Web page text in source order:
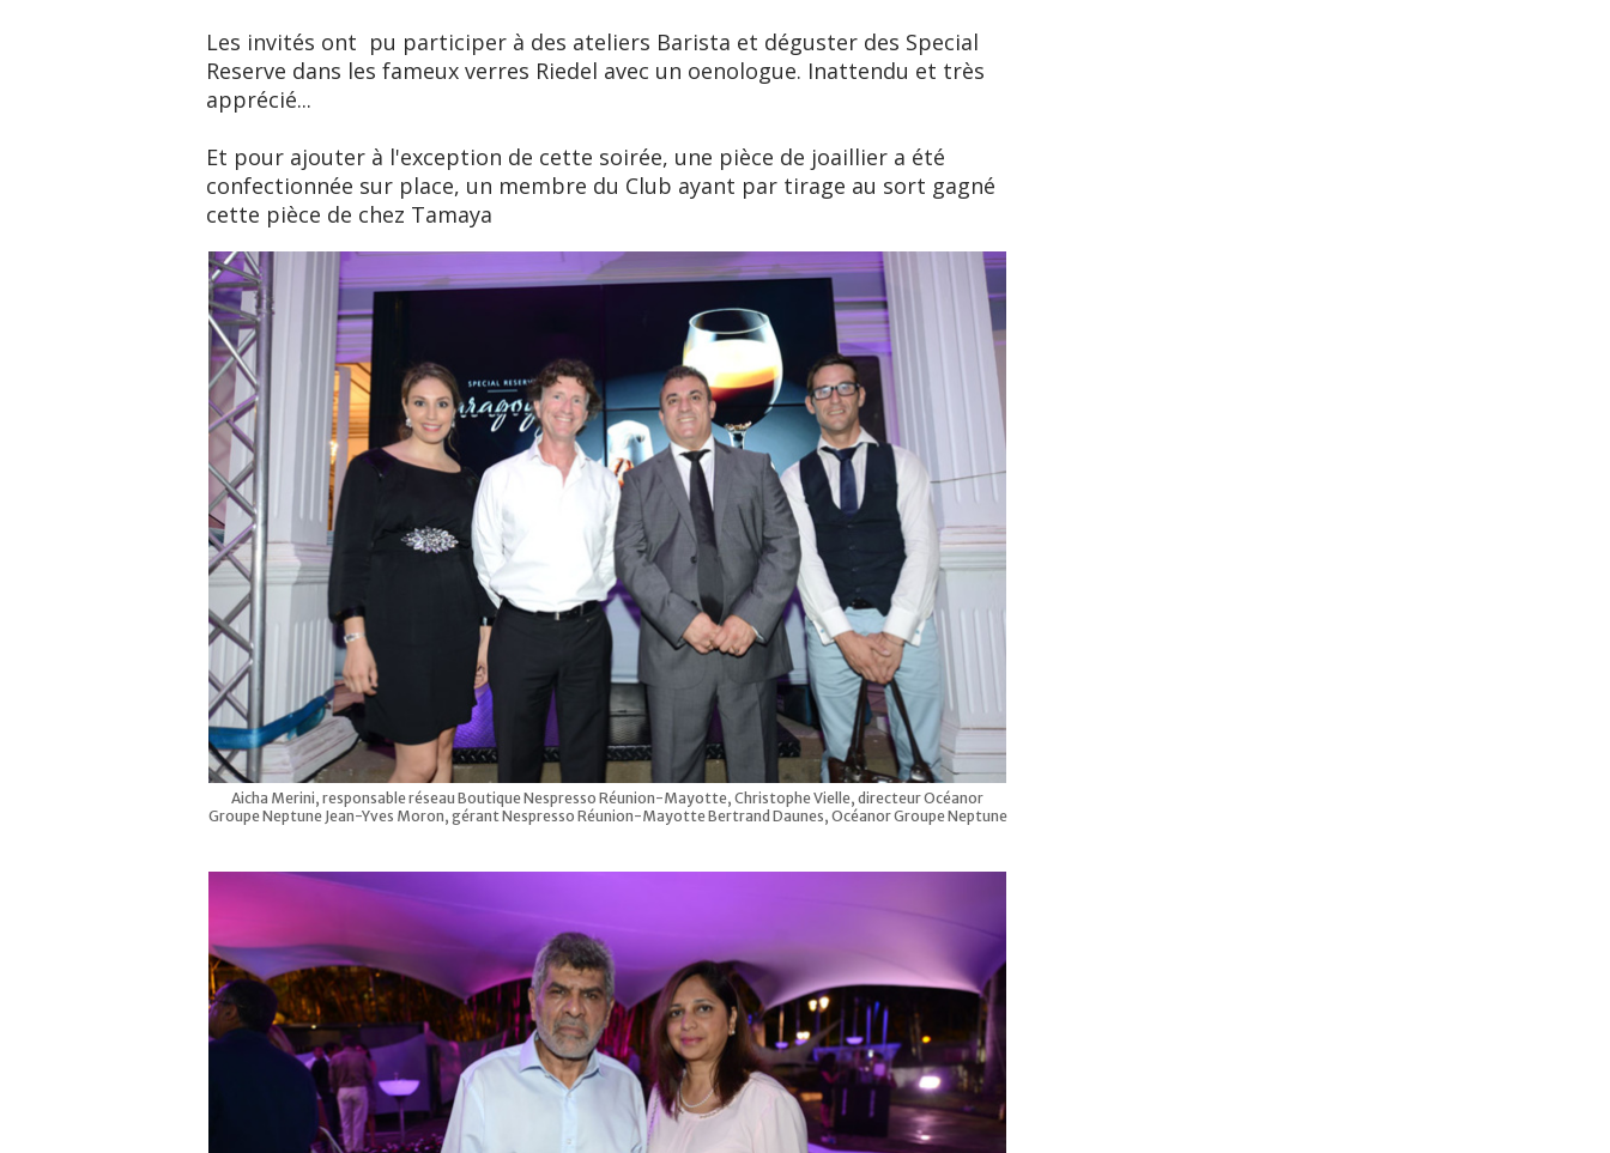
Les invités ont pu participer à des ateliers Barista et déguster des Special
Reserve dans les fameux verres Riedel avec un oenologue. Inattendu et très
apprécié...
Et pour ajouter à l'exception de cette soirée, une pièce de joaillier a été
confectionnée sur place, un membre du Club ayant par tirage au sort gagné
cette pièce de chez Tamaya
Aicha Merini, responsable réseau Boutique Nespresso Réunion-Mayotte, Christophe Vielle, directeur Océanor
Groupe Neptune Jean-Yves Moron, gérant Nespresso Réunion-Mayotte Bertrand Daunes, Océanor Groupe Neptune